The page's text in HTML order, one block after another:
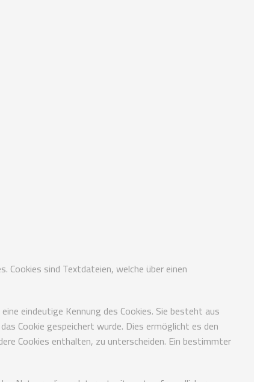
sind Textdateien, welche über einen
eindeutige Kennung des Cookies. Sie besteht aus
Cookie gespeichert wurde. Dies ermöglicht es den
Cookies enthalten, zu unterscheiden. Ein bestimmter